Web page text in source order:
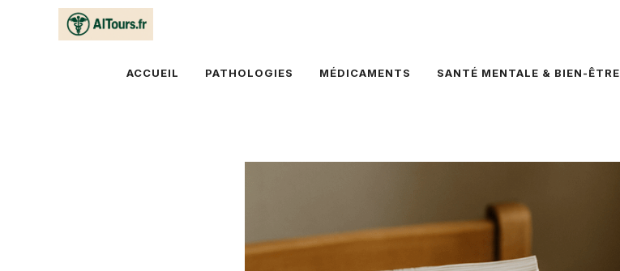
ACCUEIL PATHOLOGIES MÉDICAMENTS SANTÉ MENTALE & BIEN-ÊTRE